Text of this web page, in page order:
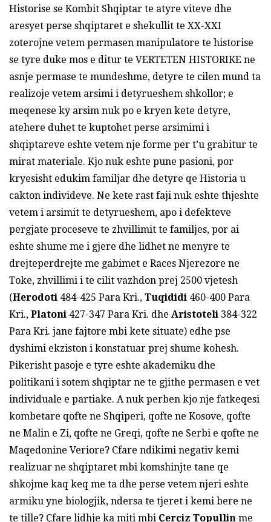
Historise se Kombit Shqiptar te atyre viteve dhe
aresyet perse shqiptaret e shekullit te XX-XXI
zoterojne vetem permasen manipulatore te historise
se tyre duke mos e ditur te VERTETEN HISTORIKE ne
asnje permase te mundeshme, detyre te cilen mund ta
realizoje vetem arsimi i detyrueshem shkollor; e
meqenese ky arsim nuk po e kryen kete detyre,
atehere duhet te kuptohet perse arsimimi i
shqiptareve eshte vetem nje forme per t’u grabitur te
mirat materiale. Kjo nuk eshte pune pasioni, por
kryesisht edukim familjar dhe detyre qe Historia u
cakton individeve. Ne kete rast faji nuk eshte thjeshte
vetem i arsimit te detyrueshem, apo i defekteve
pergjate proceseve te zhvillimit te familjes, por ai
eshte shume me i gjere dhe lidhet ne menyre te
drejteperdrejte me gabimet e Races Njerezore ne
Toke, zhvillimi i te cilit vazhdon prej 2500 vjetesh
(Herodoti 484-425 Para Kri., Tuqididi 460-400 Para
Kri., Platoni 427-347 Para Kri. dhe Aristoteli 384-322
Para Kri. jane fajtore mbi kete situate) edhe pse
dyshimi ekziston i konstatuar prej shume kohesh.
Pikerisht pasoje e tyre eshte akademiku dhe
politikani i sotem shqiptar ne te gjithe permasen e vet
individuale e partiake. A nuk perben kjo nje fatkeqesi
kombetare qofte ne Shqiperi, qofte ne Kosove, qofte
ne Malin e Zi, qofte ne Greqi, qofte ne Serbi e qofte ne
Maqedonine Veriore? Cfare ndikimi negativ kemi
realizuar ne shqiptaret mbi komshinjte tane qe
shkojme kaq keq me ta dhe perse vetem njeri eshte
armiku yne biologjik, ndersa te tjeret i kemi bere ne
te tille? Çfare lidhje ka miti mbi Çerçiz Topullin me